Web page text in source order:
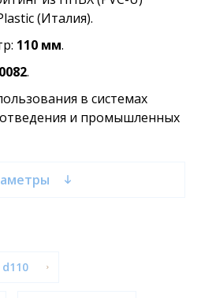
(Италия).
110 мм.
.
в системах
и промышленных
d110